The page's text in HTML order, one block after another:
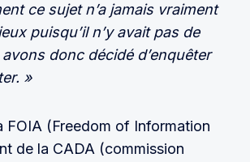
ce sujet n’a jamais vraiment
puisqu’il n’y avait pas de
donc décidé d’enquêter
»
FOIA (Freedom of Information
de la CADA (commission